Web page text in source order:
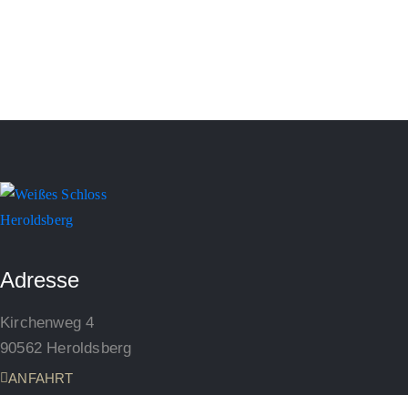
Adresse
Kirchenweg 4
90562 Heroldsberg
ANFAHRT